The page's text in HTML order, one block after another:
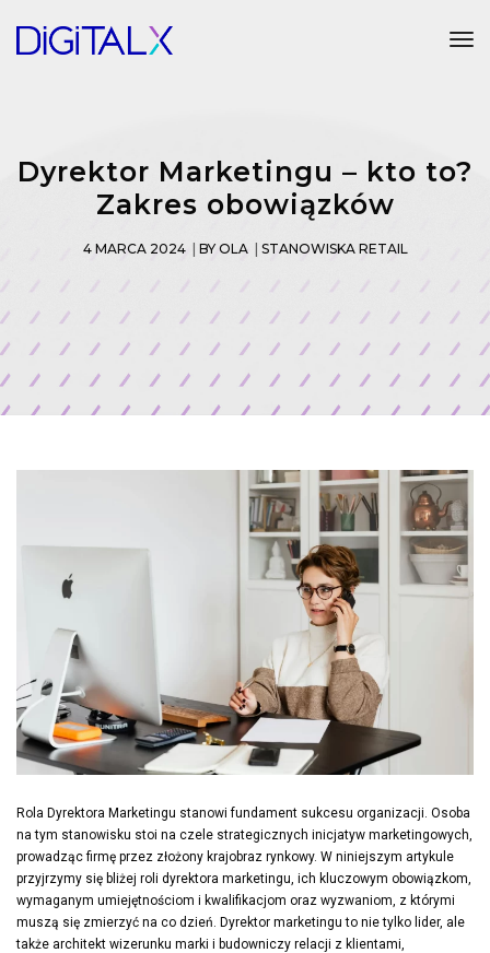
Dyrektor Marketingu – kto to?
Zakres obowiązków
4 MARCA 2024 BY OLA STANOWISKA RETAIL
Rola Dyrektora Marketingu stanowi fundament sukcesu organizacji. Osoba
na tym stanowisku stoi na czele strategicznych inicjatyw marketingowych,
prowadząc firmę przez złożony krajobraz rynkowy. W niniejszym artykule
przyjrzymy się bliżej roli dyrektora marketingu, ich kluczowym obowiązkom,
wymaganym umiejętnościom i kwalifikacjom oraz wyzwaniom, z którymi
muszą się zmierzyć na co dzień. Dyrektor marketingu to nie tylko lider, ale
także architekt wizerunku marki i budowniczy relacji z klientami,